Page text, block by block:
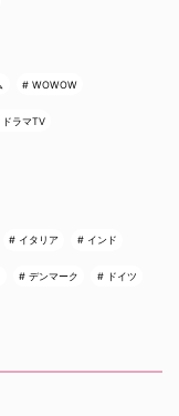
WOWOW
ドラマTV
イタリア インド
デンマーク ドイツ